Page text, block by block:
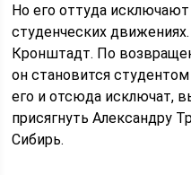
Но его оттуда исключают
студенческих
Кронштадт. По
он становится
его и отсюда исключат,
присягнуть Александру
Сибирь.